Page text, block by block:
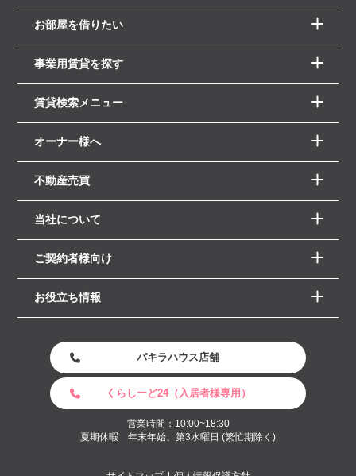
お部屋を借りたい
事業用賃貸を探す
賃貸検索メニュー
オーナー様へ
不動産売買
当社について
ご契約者様向け
お役立ち情報
パキラハウス店舗
くらしーど24（入居者様専用）
営業時間：10:00~18:30
夏期休暇 年末年始、第3水曜日 (繁忙期除く)